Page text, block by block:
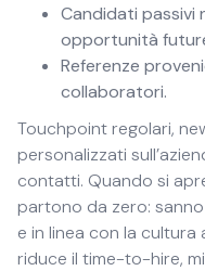
Candidati passivi
opportunità
Referenze
collaboratori.
Touchpoint regolari,
personalizzati
contatti. Quando si
partono da zero:
e in linea con la
riduce il time-to-hire,